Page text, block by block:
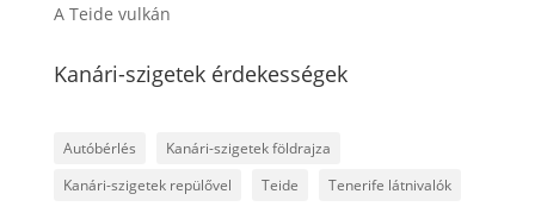
A Teide vulkán
Kanári-szigetek érdekességek
Autóbérlés
Kanári-szigetek földrajza
Kanári-szigetek repülővel
Teide Tenerife látnivalók